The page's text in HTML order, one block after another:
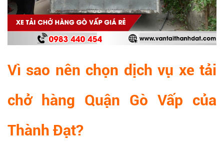
Vì sao nên chọn dịch vụ xe tải
chở hàng Quận Gò Vấp của
Thành Đạt?